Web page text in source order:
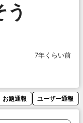
7年くらい前
お題通報 ユーザー通報